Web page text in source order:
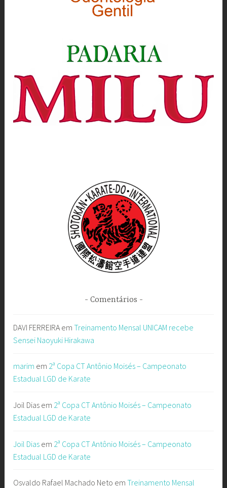
Comentários
DAVI FERREIRA emTreinamento Mensal UNICAM recebe
Sensei Naoyuki Hirakawa
marim em 2ª Copa CT Antônio Moisés – Campeonato
Estadual LGD de Karate
Joil Dias em 2ª Copa CT Antônio Moisés – Campeonato
Estadual LGD de Karate
Joil Dias em 2ª Copa CT Antônio Moisés – Campeonato
Estadual LGD de Karate
Osvaldo Rafael Machado Neto emTreinamento Mensal